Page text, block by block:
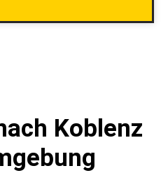
Koblenz